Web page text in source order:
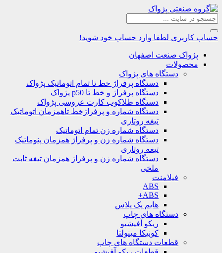
حساب کاربری لطفا وارد حساب خود شوید!
پژواک صنعت اصفهان
محصولات
دستگاه های پژواک
دستگاه پرفراژ خط تا تمام اتوماتیک پژواک
دستگاه پرفراژ و خط تا p50 پژواک
دستگاه طلاکوب کارت عروسی پژواک
دستگاه شماره و پرفراژخط تاهمزمان اتوماتیک
تیغه روتاری
دستگاه شماره زن تمام اتوماتیک
دستگاه شماره زن و پرفراژ همزمان پنوماتیک
تیغه روتاری
دستگاه شماره زن و پرفراژ همزمان تیغه ثابت
ملخی
فیلامنت
ABS
ABS+
هایم پک پلاس
دستگاه های چاپ
ریکو آفیشیو
کونیکا مینولتا
قطعات دستگاه های چاپ